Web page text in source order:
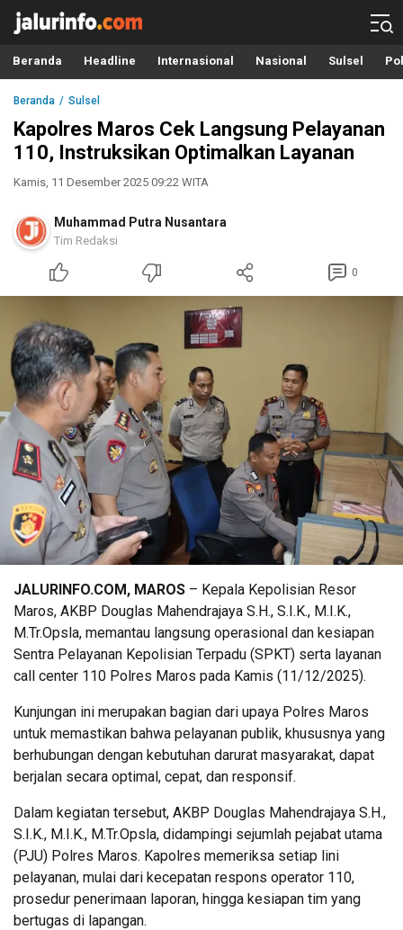
Info Terbaru, Berita Terkini Hari Ini, Jalurinfo.com
Terkini, Akurat dan Terpercaya
Beranda Headline Internasional Nasional Sulsel
Beranda Sulsel
Kapolres Maros Cek Langsung Pelayanan
110, Instruksikan Optimalkan Layanan
Kamis, 11 Desember 2025 09:22 WITA
Muhammad Putra Nusantara
Tim Redaksi
0
JALURINFO.COM, MAROS – Kepala Kepolisian Resor
Maros, AKBP Douglas Mahendrajaya S.H., S.I.K., M.I.K.,
M.Tr.Opsla, memantau langsung operasional dan kesiapan
Sentra Pelayanan Kepolisian Terpadu (SPKT) serta layanan
call center 110 Polres Maros pada Kamis (11/12/2025).
​Kunjungan ini merupakan bagian dari upaya Polres Maros
untuk memastikan bahwa pelayanan publik, khususnya yang
berhubungan dengan kebutuhan darurat masyarakat, dapat
berjalan secara optimal, cepat, dan responsif.
​Dalam kegiatan tersebut, AKBP Douglas Mahendrajaya S.H.,
S.I.K., M.I.K., M.Tr.Opsla, didampingi sejumlah pejabat utama
(PJU) Polres Maros. Kapolres memeriksa setiap lini
pelayanan, mulai dari kecepatan respons operator 110,
prosedur penerimaan laporan, hingga kesiapan tim yang
bertugas di lapangan.